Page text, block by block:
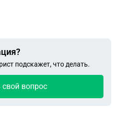
подскажет, что делать.
вопрос